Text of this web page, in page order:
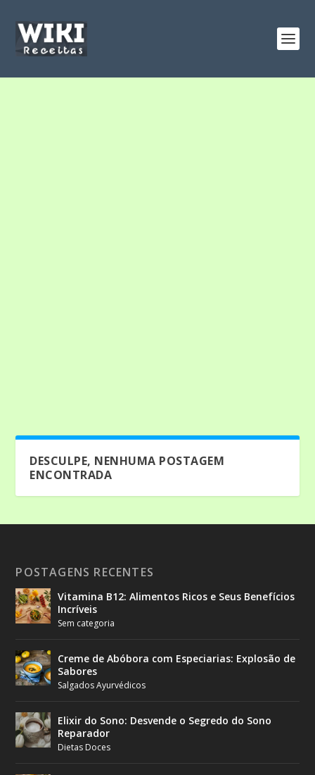
DESCULPE, NENHUMA POSTAGEM
ENCONTRADA
POSTAGENS RECENTES
Vitamina B12: Alimentos Ricos e Seus Benefícios
Incríveis
Sem categoria
Creme de Abóbora com Especiarias: Explosão de
Sabores
Salgados Ayurvédicos
Elixir do Sono: Desvende o Segredo do Sono
Reparador
Dietas Doces